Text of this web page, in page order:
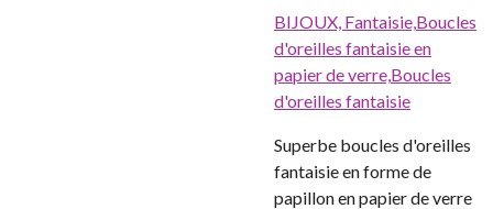
BIJOUX, Fantaisie,Boucles
d'oreilles fantaisie en
papier de verre,Boucles
d'oreilles fantaisie
Superbe boucles d'oreilles
fantaisie en forme de
papillon en papier de verre